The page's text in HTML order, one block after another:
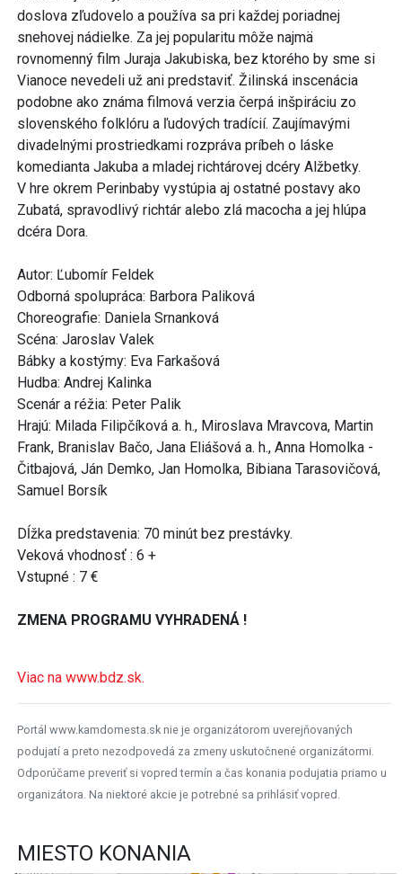
doslova zľudovelo a používa sa pri každej poriadnej
snehovej nádielke. Za jej popularitu môže najmä
rovnomenný film Juraja Jakubiska, bez ktorého by sme si
Vianoce nevedeli už ani predstaviť. Žilinská inscenácia
podobne ako známa filmová verzia čerpá inšpiráciu zo
slovenského folklóru a ľudových tradícií. Zaujímavými
divadelnými prostriedkami rozpráva príbeh o láske
komedianta Jakuba a mladej richtárovej dcéry Alžbetky.
V hre okrem Perinbaby vystúpia aj ostatné postavy ako
Zubatá, spravodlivý richtár alebo zlá macocha a jej hlúpa
dcéra Dora.
Autor: Ľubomír Feldek
Odborná spolupráca: Barbora Paliková
Choreografie: Daniela Srnanková
Scéna: Jaroslav Valek
Bábky a kostýmy: Eva Farkašová
Hudba: Andrej Kalinka
Scenár a réžia: Peter Palik
Hrajú: Milada Filipčíková a. h., Miroslava Mravcova, Martin
Frank, Branislav Bačo, Jana Eliášová a. h., Anna Homolka -
Čitbajová, Ján Demko, Jan Homolka, Bibiana Tarasovičová,
Samuel Borsík
Dĺžka predstavenia: 70 minút bez prestávky.
Veková vhodnosť : 6 +
Vstupné : 7 €
ZMENA PROGRAMU VYHRADENÁ !
Viac na www.bdz.sk.
Portál www.kamdomesta.sk nie je organizátorom uverejňovaných
podujatí a preto nezodpovedá za zmeny uskutočnené organizátormi.
Odporúčame preveriť si vopred termín a čas konania podujatia priamo u
organizátora. Na niektoré akcie je potrebné sa prihlásiť vopred.
MIESTO KONANIA